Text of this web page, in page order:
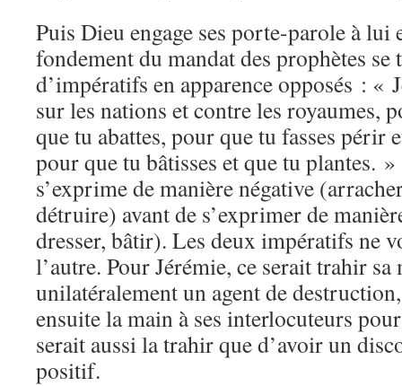
Puis Dieu engage ses porte-parole à lui
fondement du mandat des prophètes
d’impératifs en apparence opposés : «
sur les nations et contre les royaumes,
que tu abattes, pour que tu fasses périr
pour que tu bâtisses et que tu plantes.
s’exprime de manière négative
détruire) avant de s’exprimer de
dresser, bâtir). Les deux impératifs ne
l’autre. Pour Jérémie, ce serait trahir sa
unilatéralement un agent de
ensuite la main à ses interlocuteurs
serait aussi la trahir que d’avoir un
positif.